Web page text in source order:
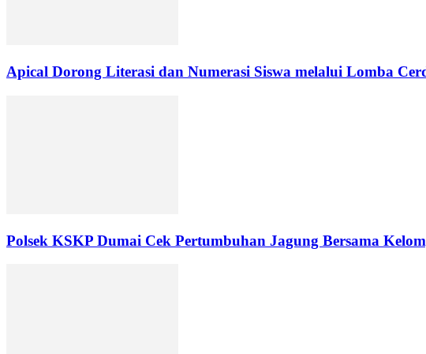
Apical Dorong Literasi dan Numerasi Siswa melalui Lomba
Polsek KSKP Dumai Cek Pertumbuhan Jagung Bersama